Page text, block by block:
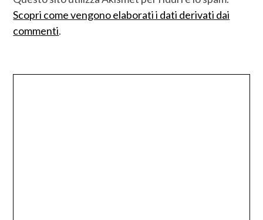
Scopri come vengono elaborati i dati derivati dai
commenti.